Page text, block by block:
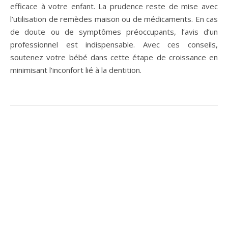
efficace à votre enfant. La prudence reste de mise avec
l’utilisation de remèdes maison ou de médicaments. En cas
de doute ou de symptômes préoccupants, l’avis d’un
professionnel est indispensable. Avec ces conseils,
soutenez votre bébé dans cette étape de croissance en
minimisant l’inconfort lié à la dentition.